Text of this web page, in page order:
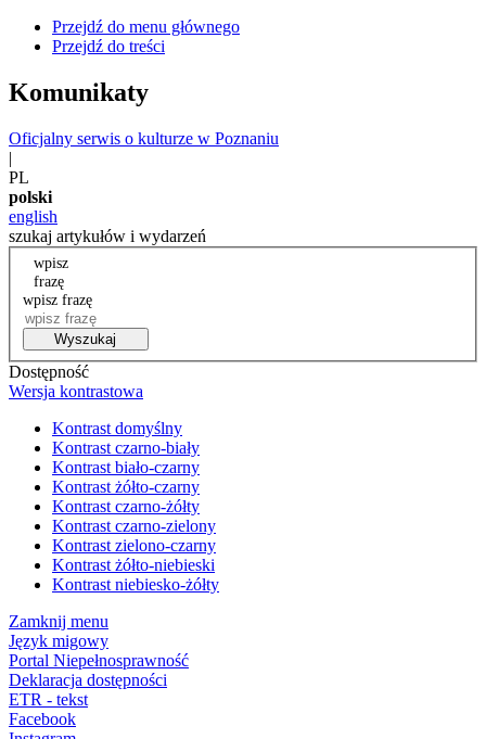
Przejdź do menu głównego
Przejdź do treści
Komunikaty
Oficjalny serwis o kulturze w Poznaniu
|
PL
polski
english
szukaj artykułów i wydarzeń
wpisz
frazę
wpisz frazę
Wyszukaj
Dostępność
Wersja kontrastowa
Kontrast domyślny
Kontrast czarno-biały
Kontrast biało-czarny
Kontrast żółto-czarny
Kontrast czarno-żółty
Kontrast czarno-zielony
Kontrast zielono-czarny
Kontrast żółto-niebieski
Kontrast niebiesko-żółty
Zamknij menu
Język migowy
Portal Niepełnosprawność
Deklaracja dostępności
ETR - tekst
Facebook